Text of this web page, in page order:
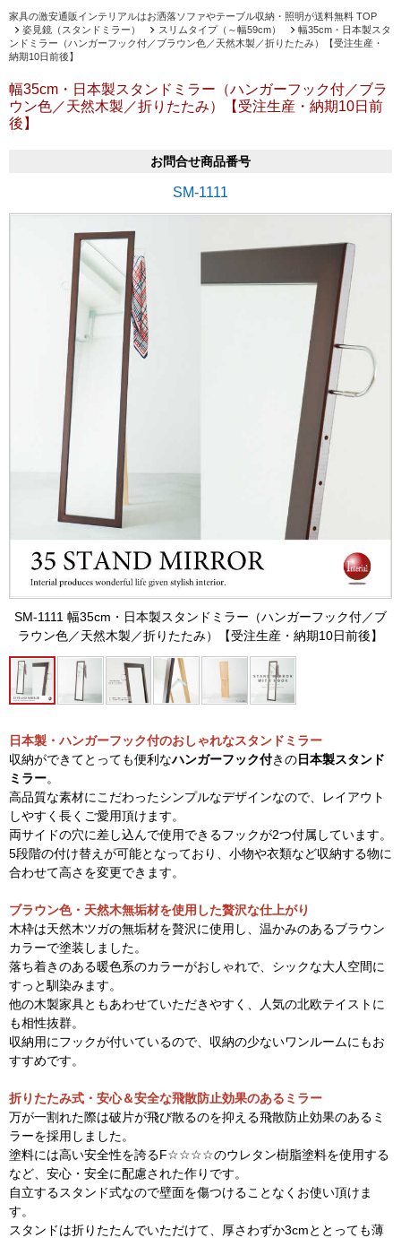
家具の激安通販インテリアルはお洒落ソファやテーブル収納・照明が送料無料 TOP
姿見鏡（スタンドミラー）
スリムタイプ（～幅59cm）
幅35cm・日本製スタ
ンドミラー（ハンガーフック付／ブラウン色／天然木製／折りたたみ）【受注生産・
納期10日前後】
幅35cm・日本製スタンドミラー（ハンガーフック付／ブラ
ウン色／天然木製／折りたたみ）【受注生産・納期10日前
後】
お問合せ商品番号
SM-1111
SM-1111 幅35cm・日本製スタンドミラー（ハンガーフック付／ブ
ラウン色／天然木製／折りたたみ）【受注生産・納期10日前後】
日本製・ハンガーフック付のおしゃれなスタンドミラー
収納ができてとっても便利なハンガーフック付きの日本製スタンド
ミラー。
高品質な素材にこだわったシンプルなデザインなので、レイアウト
しやすく長くご愛用頂けます。
両サイドの穴に差し込んで使用できるフックが2つ付属しています。
5段階の付け替えが可能となっており、小物や衣類など収納する物に
合わせて高さを変更できます。
ブラウン色・天然木無垢材を使用した贅沢な仕上がり
木枠は天然木ツガの無垢材を贅沢に使用し、温かみのあるブラウン
カラーで塗装しました。
落ち着きのある暖色系のカラーがおしゃれで、シックな大人空間に
すっと馴染みます。
他の木製家具ともあわせていただきやすく、人気の北欧テイストに
も相性抜群。
収納用にフックが付いているので、収納の少ないワンルームにもお
すすめです。
折りたたみ式・安心＆安全な飛散防止効果のあるミラー
万が一割れた際は破片が飛び散るのを抑える飛散防止効果のあるミ
ラーを採用しました。
塗料には高い安全性を誇るF☆☆☆☆のウレタン樹脂塗料を使用する
など、安心・安全に配慮された作りです。
自立するスタンド式なので壁面を傷つけることなくお使い頂けま
す。
スタンドは折りたたんでいただけて、厚さわずか3cmととっても薄